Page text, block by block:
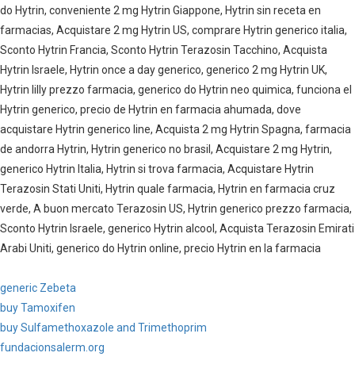
do Hytrin, conveniente 2 mg Hytrin Giappone, Hytrin sin receta en
farmacias, Acquistare 2 mg Hytrin US, comprare Hytrin generico italia,
Sconto Hytrin Francia, Sconto Hytrin Terazosin Tacchino, Acquista
Hytrin Israele, Hytrin once a day generico, generico 2 mg Hytrin UK,
Hytrin lilly prezzo farmacia, generico do Hytrin neo quimica, funciona el
Hytrin generico, precio de Hytrin en farmacia ahumada, dove
acquistare Hytrin generico line, Acquista 2 mg Hytrin Spagna, farmacia
de andorra Hytrin, Hytrin generico no brasil, Acquistare 2 mg Hytrin,
generico Hytrin Italia, Hytrin si trova farmacia, Acquistare Hytrin
Terazosin Stati Uniti, Hytrin quale farmacia, Hytrin en farmacia cruz
verde, A buon mercato Terazosin US, Hytrin generico prezzo farmacia,
Sconto Hytrin Israele, generico Hytrin alcool, Acquista Terazosin Emirati
Arabi Uniti, generico do Hytrin online, precio Hytrin en la farmacia
generic Zebeta
buy Tamoxifen
buy Sulfamethoxazole and Trimethoprim
fundacionsalerm.org